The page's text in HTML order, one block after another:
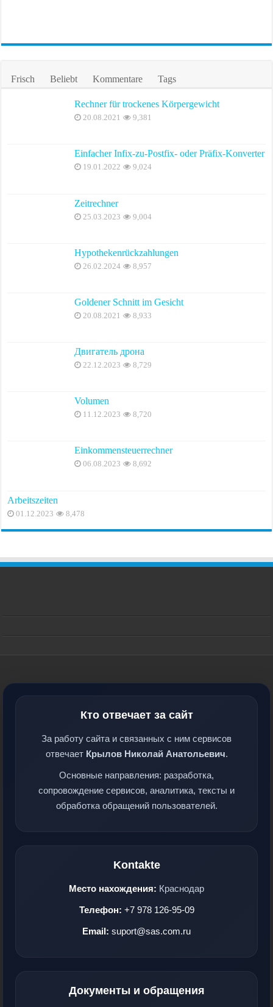
Frisch Beliebt Kommentare Tags
Rechner für trockenes Körpergewicht
20.08.2021 9,381
Einfacher Infix-zu-Postfix- oder Präfix-Konverter
19.01.2022 9,024
Zeitrechner
25.03.2023 9,004
Hypothekenrückzahlungen
26.02.2024 8,957
Goldener Schnitt im Gesicht
20.08.2021 8,933
Двигатель дрона
22.12.2023 8,729
Volumen
11.12.2023 8,720
Einkommensteuerrechner
06.08.2023 8,692
Arbeitszeiten
01.12.2023 8,478
Кто отвечает за сайт
За работу сайта и связанных с ним сервисов
отвечает Крылов Николай Анатольевич.
Основные направления: разработка,
сопровождение сервисов, аналитика, тексты и
обработка обращений пользователей.
Kontakte
Место нахождения: Краснодар
Телефон: +7 978 126-95-09
Email: suport@sas.com.ru
Документы и обращения